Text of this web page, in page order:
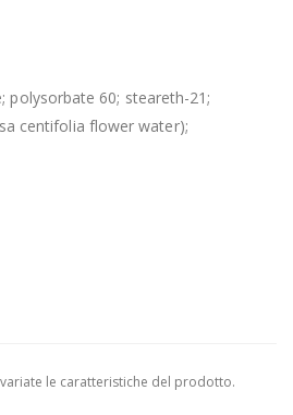
polysorbate 60; steareth-21;
centifolia flower water);
le caratteristiche del prodotto.